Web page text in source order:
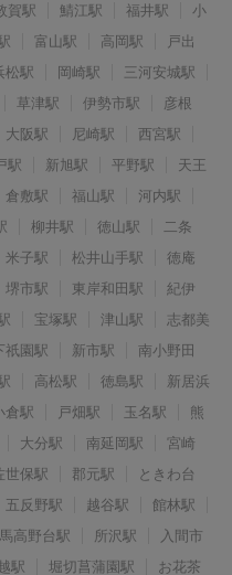
賀駅 鯖江駅 福井駅
小
富山駅 高岡駅
戸出
松駅 岡崎駅
三河安城駅
草津駅 伊勢市駅
彦根
大阪駅 尼崎駅
西宮駅
駅 新旭駅 平野駅
天王
倉敷駅 福山駅
河内駅
柳井駅 徳山駅
二条
米子駅 松井山手駅
徳庵
堺市駅 東岸和田駅
紀伊
宝塚駅 津山駅
志都美
祇園駅 新市駅
南小野田
高松駅 徳島駅
新居浜
倉駅 戸畑駅 玉名駅
熊
大分駅 南延岡駅
宮崎
世保駅 郡元駅
ときわ台
五反野駅 越谷駅
館林駅
高野台駅 所沢駅
入間市
駅 堀切菖蒲園駅 お花茶